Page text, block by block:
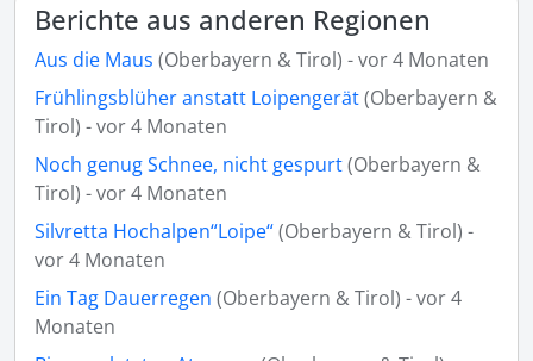
Berichte aus anderen Regionen
Aus die Maus (Oberbayern & Tirol) - vor 4 Monaten
Frühlingsblüher anstatt Loipengerät(Oberbayern &
Tirol) - vor 4 Monaten
Noch genug Schnee, nicht gespurt(Oberbayern &
Tirol) - vor 4 Monaten
Silvretta Hochalpen“Loipe“(Oberbayern & Tirol) -
vor 4 Monaten
Ein Tag Dauerregen (Oberbayern & Tirol) - vor 4
Monaten